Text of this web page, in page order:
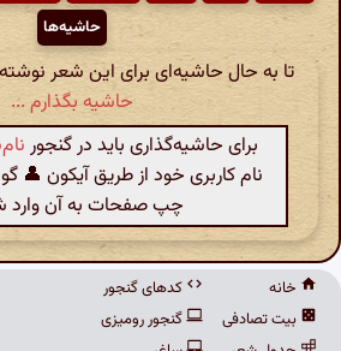
حاشیه‌ها
تا به حال حاشیه‌ای برای این شعر
حاشیه بگذارم ...
برای حاشیه‌گذاری باید در گنجور
نام کاربری خود از طریق آیکون
چپ صفحات به آن وارد
خانه
بیت تصادفی
کدهای گنجور
گنجور رومیزی